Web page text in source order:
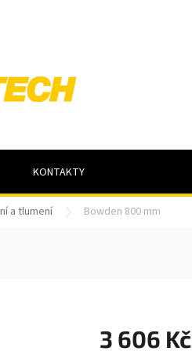
KONTAKTY
a tlumení Bowden 800 mm
3 606 Kč